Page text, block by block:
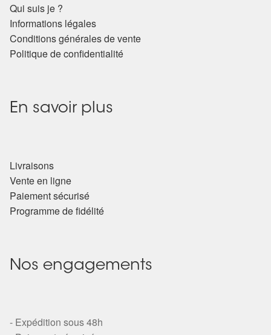
Qui suis je ?
Informations légales
Conditions générales de vente
Politique de confidentialité
En savoir plus
Livraisons
Vente en ligne
Paiement sécurisé
Programme de fidélité
Nos engagements
- Expédition sous 48h